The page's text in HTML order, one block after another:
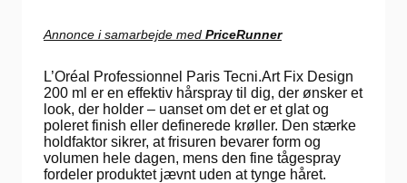
Annonce i samarbejde med PriceRunner
L’Oréal Professionnel Paris Tecni.Art Fix Design
200 ml er en effektiv hårspray til dig, der ønsker et
look, der holder – uanset om det er et glat og
poleret finish eller definerede krøller. Den stærke
holdfaktor sikrer, at frisuren bevarer form og
volumen hele dagen, mens den fine tågespray
fordeler produktet jævnt uden at tynge håret.